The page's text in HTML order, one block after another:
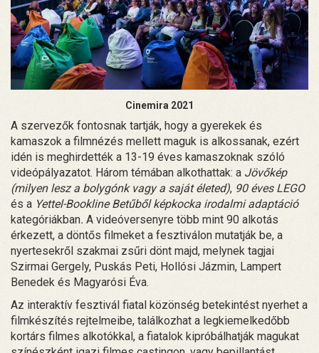
Cinemira 2021
A szervezők fontosnak tartják, hogy a gyerekek és
kamaszok a filmnézés mellett maguk is alkossanak, ezért
idén is meghirdették a 13-19 éves kamaszoknak szóló
videópályazatot. Három témában alkothattak: a Jövőkép
(milyen lesz a bolygónk vagy a saját életed), 90 éves LEGO
és a Yettel-Bookline Betűből képkocka irodalmi adaptáció
kategóriákban. A videóversenyre több mint 90 alkotás
érkezett, a döntős filmeket a fesztiválon mutatják be, a
nyertesekről szakmai zsűri dönt majd, melynek tagjai
Szirmai Gergely, Puskás Peti, Hollósi Jázmin, Lampert
Benedek és Magyarósi Éva.
Az interaktív fesztivál fiatal közönség betekintést nyerhet a
filmkészítés rejtelmeibe, találkozhat a legkiemelkedőbb
kortárs filmes alkotókkal, a fiatalok kipróbálhatják magukat